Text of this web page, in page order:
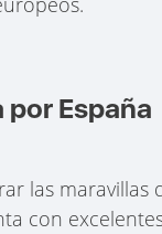
España
las
con